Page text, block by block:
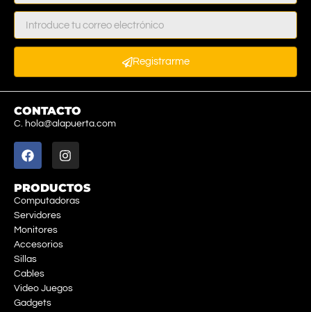
Registrarme
CONTACTO
C. hola@alapuerta.com
PRODUCTOS
Computadoras
Servidores
Monitores
Accesorios
Sillas
Cables
Video Juegos
Gadgets